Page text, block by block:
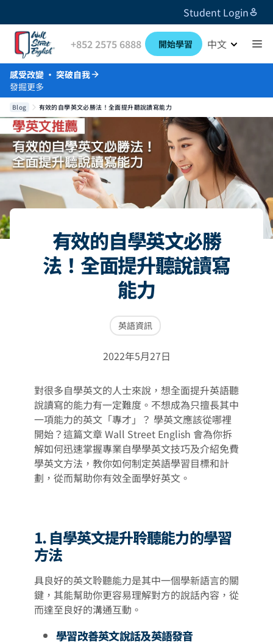
Student Login
+852 2575 6888 開始學習 中文
感受改變 · 突破自我
發掘更多
Blog 有效的自學英文必勝法！全面提升聽說讀寫能力
有效的自學英文必勝
法！全面提升聽說讀寫
能力
英語資訊
2022年5月27日
對很多自學英文的人士來說，想全面提升英語聽
說讀寫的能力有一定難度。不想成為只擅長其中
一項能力的英文「專才」？ 學英文應該從哪裡
開始？這篇文章 Wall Street English 會為你拆
解如何迅速掌握專業自學學英文技巧及介紹免費
學英文方法，教你如何制定英語學習目標和計
劃，從而幫助你有效全面學好英文。
1. 自學英文提升聆聽能力的學習
方法
具良好的英文聆聽能力是其中一個學新語言的關
鍵，其能幫助你更容易理解對方的說話內容，從
而達至良好的溝通互動。
學習改善英文說話及英語發音